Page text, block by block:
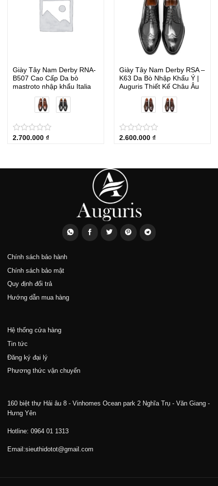
Giày Tây Nam Derby RNA-
B507 Cao Cấp Da bò
mastroto nhập khẩu Italia
★
★
★
★
★
2.700.000 ₫
Giày Tây Nam Derby RSA –
K63 Da Bò Nhập Khẩu Ý |
Auguris Thiết Kế Châu Âu
★
★
★
★
★
2.600.000 ₫
Chính sách bảo hành
Chính sách bảo mật
Quy định đổi trả
Hướng dẫn mua hàng
Hệ thống cửa hàng
Tin tức
Đăng ký đại lý
Phương thức vận chuyển
160 biệt thự Hải âu 8 - Vinhomes Ocean park 2 Nghĩa Trụ - Văn Giang -
Hưng Yên
Hotline: 0964 01 1313
Email:sieuthidotot@gmail.com